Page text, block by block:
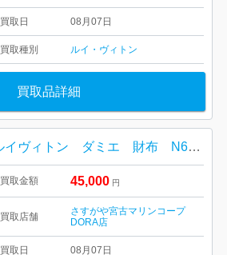
買取日 08月07日
買取種別 ルイ・ヴィトン
買取品詳細
ルイヴィトン ダミエ 財布 N60379
買取金額 45,000 円
買取店舗
さすがや宮古マリンコープ
DORA店
買取日 08月07日